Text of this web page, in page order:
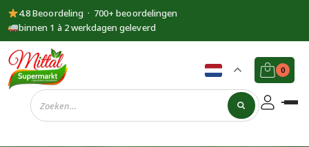
4.8 Beoordeling · 700+ beoordelingen
binnen 1 à 2 werkdagen geleverd
Supermarkt
Mittal
0